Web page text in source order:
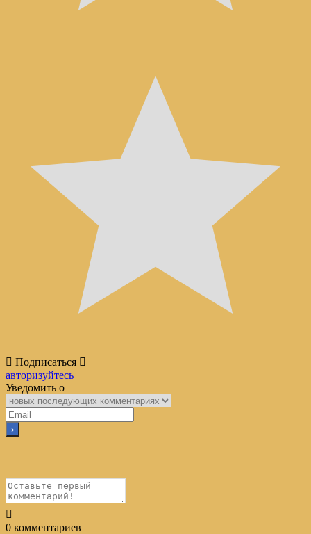
Подписаться
авторизуйтесь
Уведомить о
0 комментариев